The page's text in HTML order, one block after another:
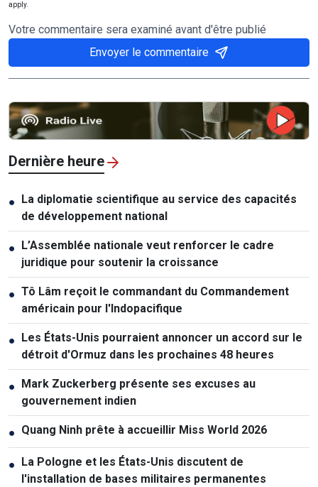
apply.
Votre commentaire sera examiné avant d'être publié
Envoyer le commentaire
Dernière heure
● La diplomatie scientifique au service des capacités
de développement national
● L’Assemblée nationale veut renforcer le cadre
juridique pour soutenir la croissance
● Tô Lâm reçoit le commandant du Commandement
américain pour l'Indopacifique
● Les États-Unis pourraient annoncer un accord sur le
détroit d'Ormuz dans les prochaines 48 heures
● Mark Zuckerberg présente ses excuses au
gouvernement indien
● Quang Ninh prête à accueillir Miss World 2026
● La Pologne et les États-Unis discutent de
l'installation de bases militaires permanentes